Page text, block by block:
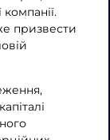
призвести